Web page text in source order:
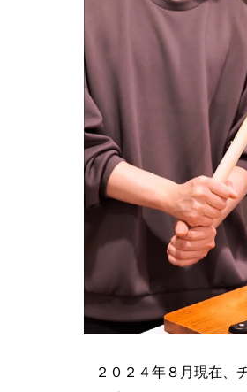
２０２４年８月現在、